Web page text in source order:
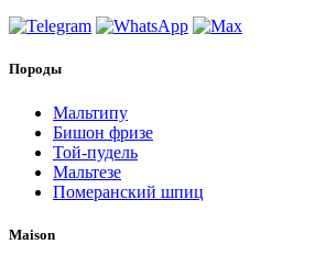
Породы
Мальтипу
Бишон фризе
Той-пудель
Мальтезе
Померанский шпиц
Maison